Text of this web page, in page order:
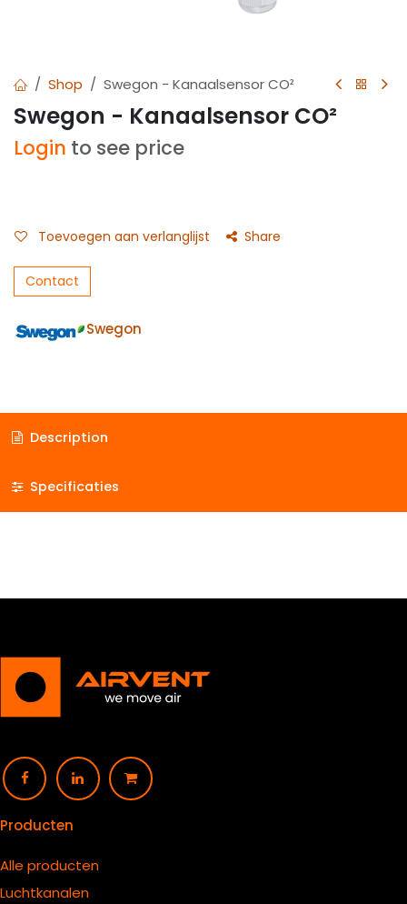
Shop Swegon - Kanaalsensor CO²
Swegon - Kanaalsensor CO²
Login to see price
Toevoegen aan verlanglijst Share
Contact
Swegon
Description
Specificaties
Producten
Alle producten
Luchtkanalen